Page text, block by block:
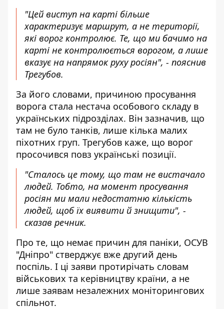
"Цей виступ на карті більше
характеризує маршрут, а не території,
які ворог контролює. Те, що ми бачимо на
карті не контролюється ворогом, а лише
вказує на напрямок руху росіян", - пояснив
Трегубов.
За його словами, причиною просування
ворога стала нестача особового складу в
українських підрозділах. Він зазначив, що
там не було танків, лише кілька малих
піхотних груп. Трегубов каже, що ворог
просочився повз українські позиції.
"Сталось це тому, що там не вистачало
людей. Тобто, на момент просування
росіян ми мали недостатню кількість
людей, щоб їх виявити й знищити", -
сказав речник.
Про те, що немає причин для паніки, ОСУВ
"Дніпро" стверджує вже другий день
поспіль. І ці заяви протирічать словам
військових та керівництву країни, а не
лише заявам незалежних моніторингових
спільнот.